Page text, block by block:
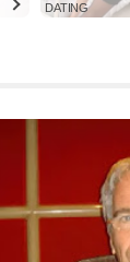
DATING